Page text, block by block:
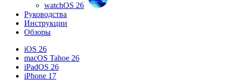
watchOS 26
Руководства
Инструкции
Обзоры
iOS 26
macOS Tahoe 26
iPadOS 26
iPhone 17